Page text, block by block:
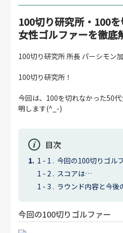
100切り研究所・100
女性ゴルファーを徹底
100切り研究所 所長 パーシモン
100切り研究所！
今回は、100を切れなかった50
明します(^_-)
目次
今回の100切りゴル
スコアは…
ラウンド内容と今後
今回の100切りゴルファー